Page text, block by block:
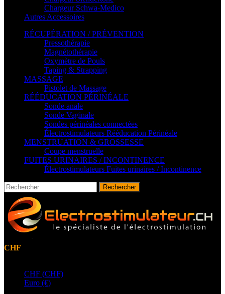
Chargeur Schwa-Medico
Autres Accessoires
RÉCUPÉRATION / PRÉVENTION
Pressothérapie
Magnétothérapie
Oxymètre de Pouls
Taping & Strapping
MASSAGE
Pistolet de Massage
RÉÉDUCATION PÉRINÉALE
Sonde anale
Sonde Vaginale
Sondes périnéales connectées
Électrostimulateurs Rééducation Périnéale
MENSTRUATION & GROSSESSE
Coupe menstruelle
FUITES URINAIRES / INCONTINENCE
Électrostimulateurs Fuites urinaires / Incontinence
Rechercher
CHF
CHF (CHF)
Euro (€)